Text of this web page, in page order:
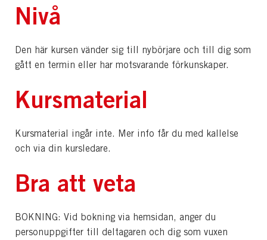
Nivå
Den här kursen vänder sig till nybörjare och till dig som
gått en termin eller har motsvarande förkunskaper.
Kursmaterial
Kursmaterial ingår inte. Mer info får du med kallelse
och via din kursledare.
Bra att veta
BOKNING: Vid bokning via hemsidan, anger du
personuppgifter till deltagaren och dig som vuxen